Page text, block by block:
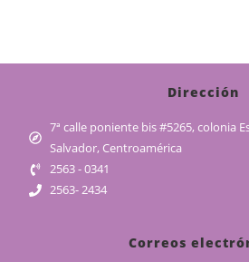
Dirección
7ª calle poniente bis #5265, colonia
Salvador, Centroamérica
2563 - 0341
2563- 2434
Correos